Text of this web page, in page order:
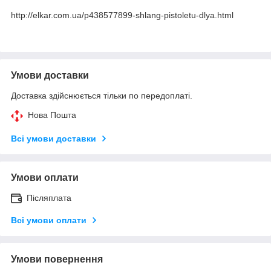
http://elkar.com.ua/p438577899-shlang-pistoletu-dlya.html
Умови доставки
Доставка здійснюється тільки по передоплаті.
Нова Пошта
Всі умови доставки
Умови оплати
Післяплата
Всі умови оплати
Умови повернення